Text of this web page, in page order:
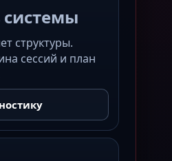
системы
структуры.
сессий и план